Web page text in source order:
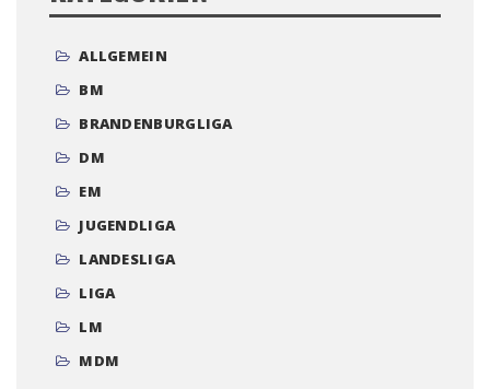
ALLGEMEIN
BM
BRANDENBURGLIGA
DM
EM
JUGENDLIGA
LANDESLIGA
LIGA
LM
MDM